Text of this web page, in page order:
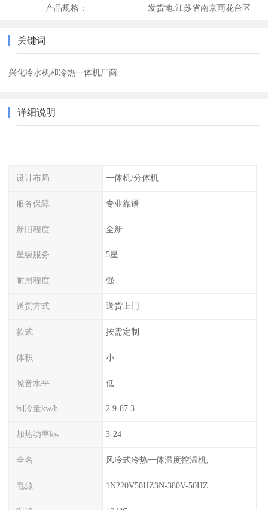
产品规格： 发货地:江苏省南京雨花台区
关键词
兴化冷水机和冷热一体机厂商
详细说明
设计布局 一体机/分体机
服务保障 专业靠谱
新旧程度 全新
星级服务 5星
耐用程度 强
送货方式 送货上门
款式 按需定制
体积 小
噪音水平 低
制冷量kw/h 2.9-87.3
加热功率kw 3-24
全名 风冷式冷热一体温度控温机,
电源 1N220V50HZ3N-380V-50HZ